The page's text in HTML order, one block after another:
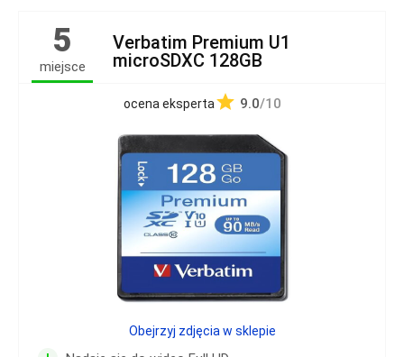
5
miejsce
Verbatim Premium U1
microSDXC 128GB
ocena eksperta 9.0/10
Obejrzyj zdjęcia w sklepie